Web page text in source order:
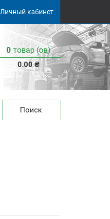
Личный кабинет
0 товар (ов)
0.00 ₴
Поиск